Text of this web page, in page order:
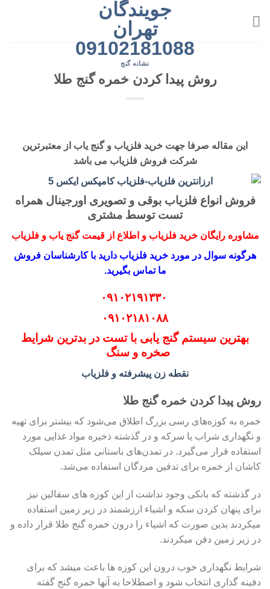
جویندگان
تهران
09102181088
نشانه گنج
روش پیدا کردن خمره گنج طلا
این مقاله صرفا جهت خرید فلزیاب و گنج یاب از معتبرترین
شرکت فروش فلزیاب می باشد
فروش انواع فلزیاب بوقی و تصویری اورجینال همراه
تست توسط مشتری
مشاوره رایگان خرید فلزیاب و اطلاع از قیمت گنج یاب و فلزیاب
هرگونه سوال در مورد خرید فلزیاب دارید با کارشناسان فروش
ما تماس بگیرید.
۰۹۱۰۲۱۹۱۳۳۰
۰۹۱۰۲۱۸۱۰۸۸
بهترین سیستم گنج یابی با تست در بدترین شرایط
صخره و سنگ
نقطه زن پیشرفته و فلزیاب
روش پیدا کردن خمره گنج طلا
خمره به کوزه‌های رسی بزرگ اطلاق می‌شود که بیشتر برای تهیه
و نگهداری شراب یا سرکه و در گذشته ذخیره مواد غذایی مورد
استفاده قرار می‌گیرد. در تمدن‌های باستانی مثل تمدن سیلک
کاشان از خمره برای تدفین مردگان استفاده می‌شد.
در گذشته که بانکی وجود نداشت از این کوزه های سفالین نیز
برای پنهان کردن سکه و اشیاء ارزشمند در زیر زمین استفاده
میکردند بدین صورت که اشیاء را درون خمره گنج طلا قرار داده و
در زیر زمین دفن میکردند.
شرایط نگهداری خوب درون این کوزه ها باعث میشد که برای
دفینه گذاری انتخاب شود و اصطلاحا به آنها خمره گنج گفته